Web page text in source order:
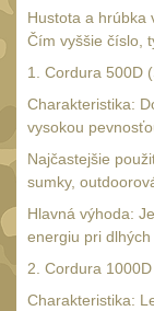
12GA,
.40 .41 11
.44 .4512
.357 .38
1911
Náradie a
AR15
Hustota a hrúbka
Čím vyššie číslo,
1. Cordura 500D
Charakteristika:
vysokou
Najčastejšie
sumky,
Hlavná výhoda:
energiu pri dlhých
2. Cordura
Charakteristika: